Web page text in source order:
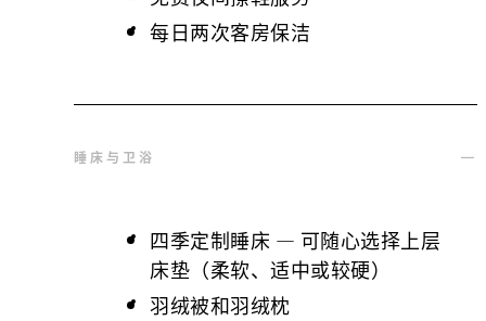
每日两次客房保洁
睡床与卫浴
四季定制睡床 — 可随心选择上层
床垫（柔软、适中或较硬）
羽绒被和羽绒枕